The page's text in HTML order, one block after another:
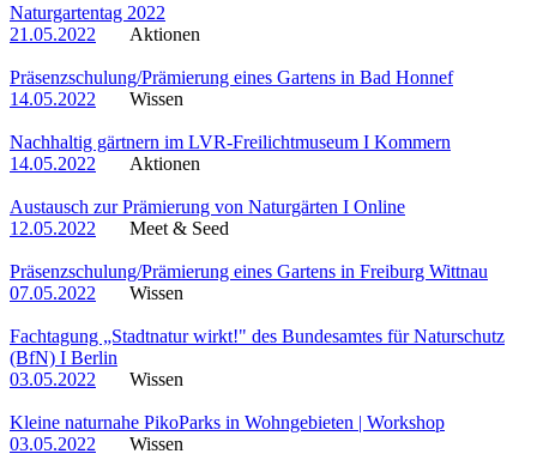
Naturgartentag 2022
21.05.2022
Aktionen
Präsenzschulung/Prämierung eines Gartens in Bad Honnef
14.05.2022
Wissen
Nachhaltig gärtnern im LVR-Freilichtmuseum I Kommern
14.05.2022
Aktionen
Austausch zur Prämierung von Naturgärten I Online
12.05.2022
Meet & Seed
Präsenzschulung/Prämierung eines Gartens in Freiburg Wittnau
07.05.2022
Wissen
Fachtagung „Stadtnatur wirkt!" des Bundesamtes für Naturschutz
(BfN) I Berlin
03.05.2022
Wissen
Kleine naturnahe PikoParks in Wohngebieten | Workshop
03.05.2022
Wissen